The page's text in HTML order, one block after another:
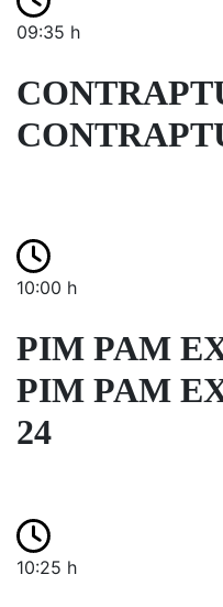
09:35 h
10:00 h
PIM PAM
PIM PAM
24
10:25 h